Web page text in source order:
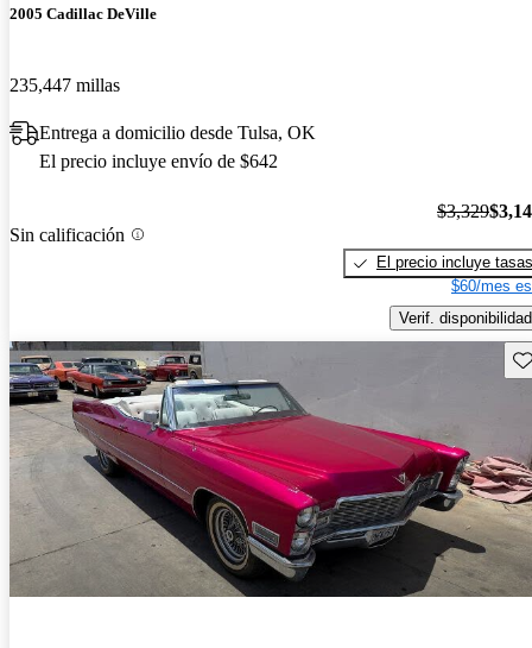
2005 Cadillac DeVille
235,447 millas
Entrega a domicilio desde Tulsa, OK
El precio incluye envío de $642
Sin calificación
$3,329
El precio incluye tasas
$60/mes
Verif. disponibilidad